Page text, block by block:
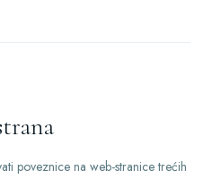
poveznice na web-stranice trećih